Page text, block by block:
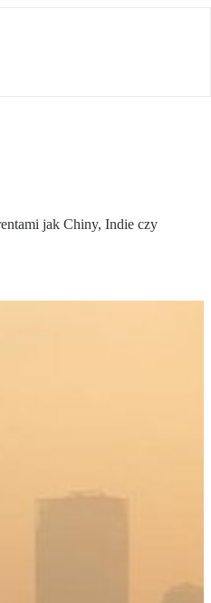
jak Chiny, Indie czy